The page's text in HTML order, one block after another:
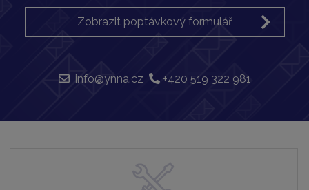
Zobrazit poptávkový formulář
info@ynna.cz +420 519 322 981